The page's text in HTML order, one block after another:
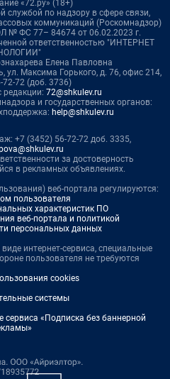
«72.ру» (18+)
службой по надзору в сфере связи,
коммуникаций (Роскомнадзор)
№ ФС 77– 84674 от 06.02.2023 г.
ответственностью "ИНТЕРНЕТ
Елена Павловна
ул. Максима Горького, д. 76, офис 214,
72-72 (доб. 3736)
редакции: 72@shkulev.ru
и государственных органов:
help@shkulev.ru
+7 (3452) 56-72-72 доб. 3335,
за достоверность
в рекламных объявлениях.
веб-портала регулируются:
пользователя
характеристик ПО
веб-портала и политикой
персональных данных
интернет-сервиса, специальные
пользователя не требуются
cookies
системы
сервиса «Подписка без баннерной